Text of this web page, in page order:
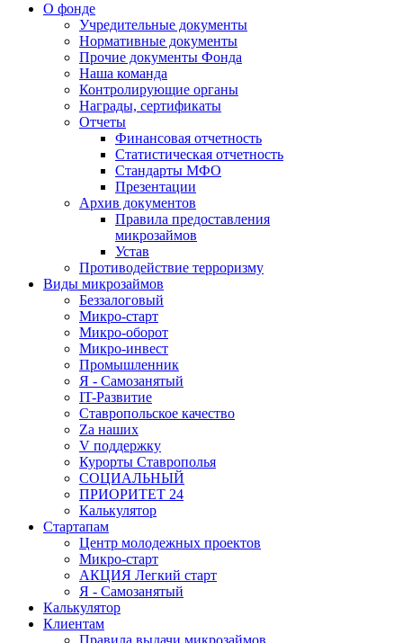
О фонде
Учредительные документы
Нормативные документы
Прочие документы Фонда
Наша команда
Контролирующие органы
Награды, сертификаты
Отчеты
Финансовая отчетность
Статистическая отчетность
Стандарты МФО
Презентации
Архив документов
Правила предоставления
микрозаймов
Устав
Противодействие терроризму
Виды микрозаймов
Беззалоговый
Микро-старт
Микро-оборот
Микро-инвест
Промышленник
Я - Самозанятый
IT-Развитие
Ставропольское качество
Za наших
V поддержку
Курорты Ставрополья
СОЦИАЛЬНЫЙ
ПРИОРИТЕТ 24
Калькулятор
Стартапам
Центр молодежных проектов
Микро-старт
АКЦИЯ Легкий старт
Я - Самозанятый
Калькулятор
Клиентам
Правила выдачи микрозаймов